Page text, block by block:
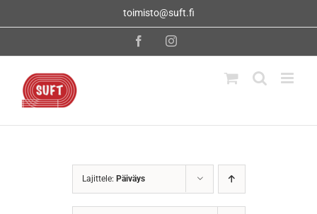
toimisto@suft.fi
FacebookInstagram
Lajittele: Päiväys